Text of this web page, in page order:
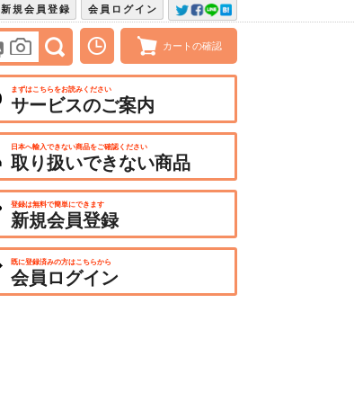
会員ログイン
新規会員登録
カートの確認
まずはこちらをお読みください
サービスのご案内
日本へ輸入できない商品をご確認ください
取り扱いできない商品
登録は無料で簡単にできます
新規会員登録
既に登録済みの方はこちらから
会員ログイン